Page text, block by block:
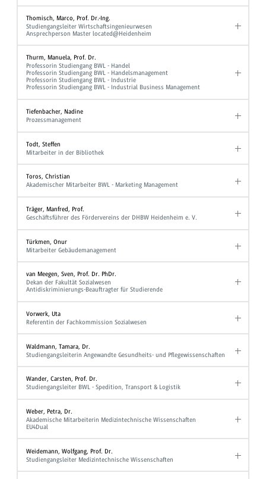
Thomisch, Marco, Prof. Dr.-Ing.
Studiengangsleiter Wirtschaftsingenieurwesen
Ansprechperson Master located@Heidenheim
Thurm, Manuela, Prof. Dr.
Professorin Studiengang BWL - Handel
Professorin Studiengang BWL - Handelsmanagement
Professorin Studiengang BWL - Industrie
Professorin Studiengang BWL - Industrial Business Management
Tiefenbacher, Nadine
Prozessmanagement
Todt, Steffen
Mitarbeiter in der Bibliothek
Toros, Christian
Akademischer Mitarbeiter BWL - Marketing Management
Träger, Manfred, Prof.
Geschäftsführer des Fördervereins der DHBW Heidenheim e. V.
Türkmen, Onur
Mitarbeiter Gebäudemanagement
van Meegen, Sven, Prof. Dr. PhDr.
Dekan der Fakultät Sozialwesen
Antidiskriminierungs-Beauftragter für Studierende
Vorwerk, Uta
Referentin der Fachkommission Sozialwesen
Waldmann, Tamara, Dr.
Studiengangsleiterin Angewandte Gesundheits- und Pflegewissenschaften
Wander, Carsten, Prof. Dr.
Studiengangsleiter BWL - Spedition, Transport & Logistik
Weber, Petra, Dr.
Akademische Mitarbeiterin Medizintechnische Wissenschaften
EU4Dual
Weidemann, Wolfgang, Prof. Dr.
Studiengangsleiter Medizintechnische Wissenschaften